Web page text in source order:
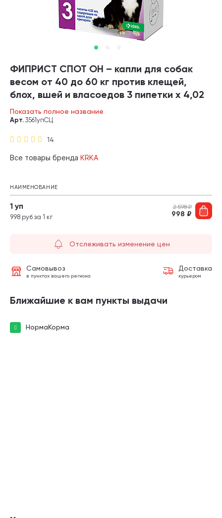
ФИПРИСТ СПОТ ОН – капли для собак
весом от 40 до 60 кг против клещей,
блох, вшей и власоедов 3 пипетки х 4,02
мл KRKA (1 уп)
Показать полное название
14
Арт. 3561упСЦ
Все товары бренда KRKA
НАИМЕНОВАНИЕ
1 уп
998 руб за 1 кг
2 598₽
998 ₽
Отслеживать изменение цен
Самовывоз
в пунктах вашего региона
Доставка
курьером
Ближайшие к вам пункты выдачи
НормаКорма